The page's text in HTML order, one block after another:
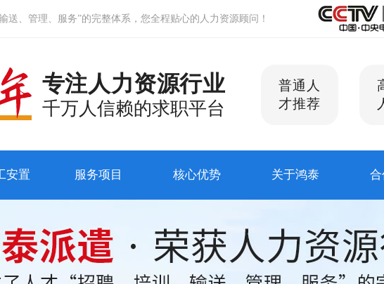
、管理、服务”的完整体系，您全程贴心的人力资源顾问！
专注人力资源行业
千万人信赖的求职平台
普通人
才推荐
安置 服务项目 核心优势 关于鸿泰 合